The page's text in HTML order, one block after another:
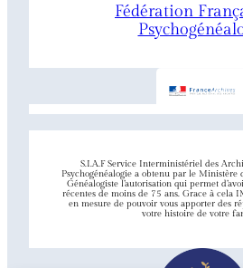
Fédération
S.I.A.F Service Interministériel des
Psychogénéalogie a obtenu par le Ministère
Généalogiste l’autorisation qui permet
récentes de moins de 75 ans. Grace à cela
en mesure de pouvoir vous apporter des
votre histoire de votre